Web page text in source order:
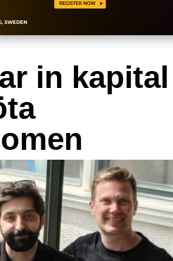
in kapital